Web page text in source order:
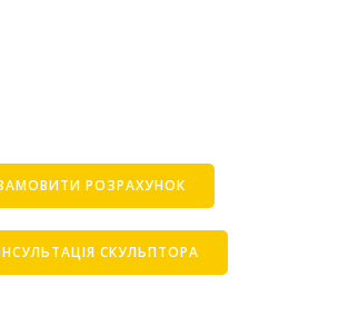
РОЗРАХУНОК
СКУЛЬПТОРА